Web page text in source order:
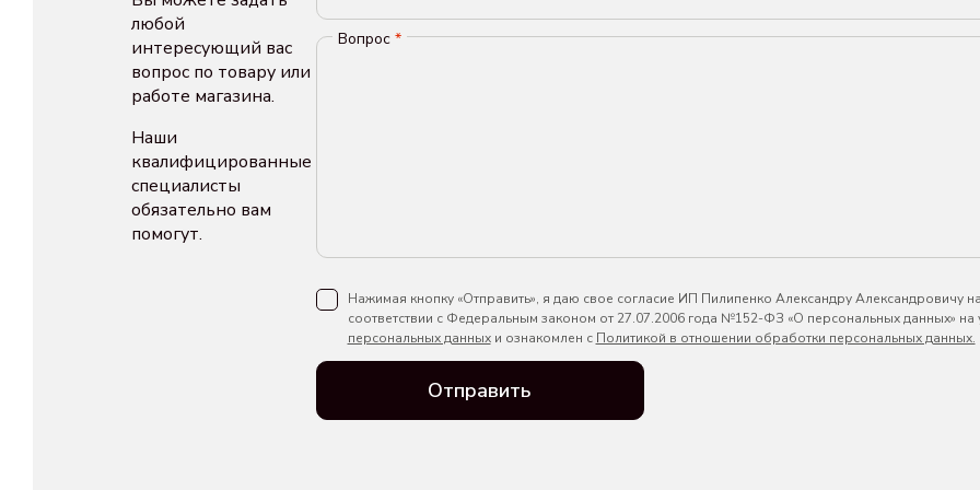
любой
интересующий вас
вопрос по товару или
работе магазина.
Наши
квалифицированные
специалисты
обязательно вам
помогут.
Вопрос *
Нажимая кнопку «Отправить», я даю свое согласие ИП Пилипенко Александру Александровичу
соответствии с Федеральным законом от 27.07.2006 года №152-ФЗ «О персональных данных» на
персональных данныхи ознакомлен с Политикой в отношении обработки персональных данных.
Отправить